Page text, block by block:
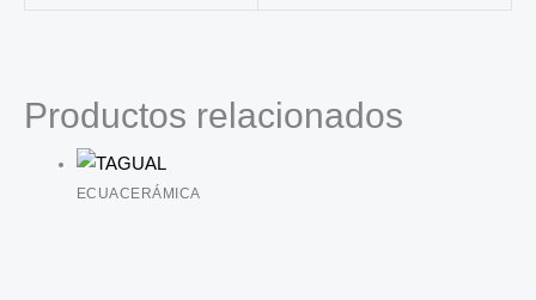
Productos relacionados
ECUACERÁMICA